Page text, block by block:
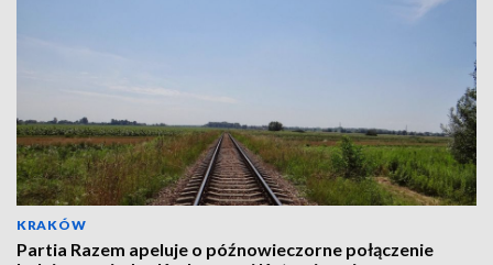
KRAKÓW
Partia Razem apeluje o późnowieczorne połączenie